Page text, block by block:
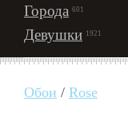
Города 601
Девушки 1921
Обои / Rose